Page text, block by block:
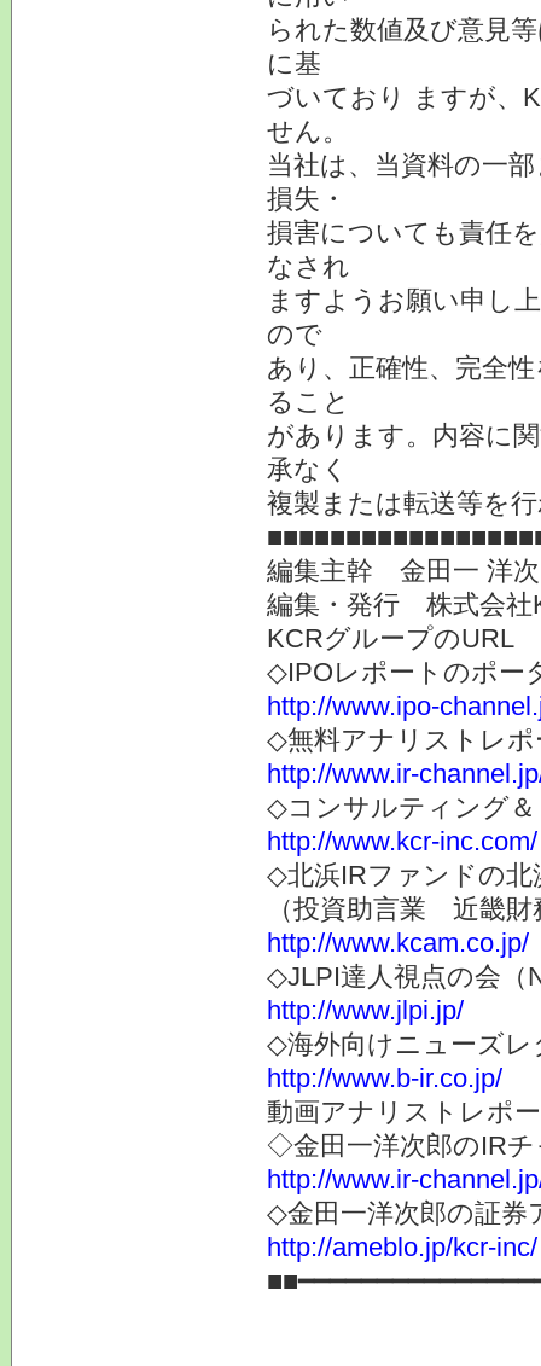
られた数値及び意見
に基
づいており ますが、
せん。
当社は、当資料の一
損失・
損害についても責任
なされ
ますようお願い申し
ので
あり、正確性、完全
ること
があります。内容に
承なく
複製または転送等を
編集主幹 金田一 洋
編集・発行 株式会社
KCRグループのURL
◇IPOレポートのポー
http://www.ipo-
◇無料アナリストレ
http://www.ir-
◇コンサルティング＆
http://www.kcr-inc.com/
◇北浜IRファンドの北
（投資助言業 近畿財
http://www.kcam.co.jp/
◇JLPI達人視点の会（
http://www.jlpi.jp/
◇海外向けニューズレ
http://www.b-ir.co.jp/
動画アナリストレポ
◇金田一洋次郎のIR
http://www.ir-
◇金田一洋次郎の証券
http://ameblo.jp/kcr-inc/